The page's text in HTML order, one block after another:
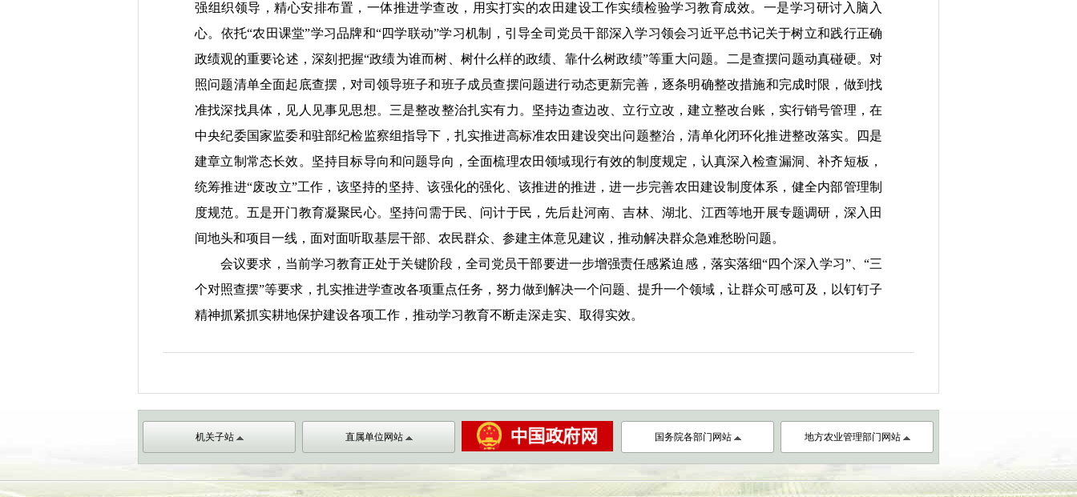
强组织领导，精心安排布置，一体推进学查改，用实打实的农田建设工作实绩检验学习教育成效。 一是学习研讨入脑入
心。 依托“农田课堂”学习品牌和“四学联动”学习机制， 引导全司 党员干部深入学习领会习近平总书记关于树立和践行正确
政绩观的重要论述，深刻 把握“政绩为谁而树、树什么样的政绩、靠什么树政绩”等重大问题。 二是查摆问题动真碰硬。 对
照问题清单全面起底查摆，对司领导班子和班子成员查摆问题进行动态更新完善，逐条明确整改措施和完成时限 ，做到找
准找深找具体 ， 见人见事见思想。 三是整改整治扎实有力 。 坚持边查边改、立行立改，建立整改台账，实行销号管理 ，在
中央纪委国家监委和驻部纪检监察组指导下，扎实推进高标准农田建设突出问题整治，清单化闭环化推进整改落实。
四是
建章立制常态长效。 坚持目标导向和问题导向，全面梳理农田领域现行有效的制度规定，认真深入检查漏洞、补齐短板，
统筹推进“废改立”工作，该坚持的坚持、该强化的强化、该推进的推进，进一步完善农田建设制度体系，健全内部管理制
度规范。 五是开门教育凝聚民心。 坚持问需于民、问计于民，先后赴河南、吉林、湖北、江西等地开展专题调研，深入田
间地头和项目一线 ， 面对面听取基层干部、农民群众、 参建主体意见建议，推动解决群众急难愁盼问题。
会议要求 ，当前学习教育正处于关键阶段，全司党员干部要进一步增强责任感紧迫感，落实落细“四个深入学习”、“三
个对照查摆”等要求， 扎实推进学查改各项重点任务 ，努力做到解决一个问题、提升一个领域，让群众可感可及 ， 以钉钉子
精神抓紧抓实耕地保护建设各项工作， 推动学习教育不断走深走实、取得实效。
机关子站 直属单位网站 国务院各部门网站 地方农业管理部门网站